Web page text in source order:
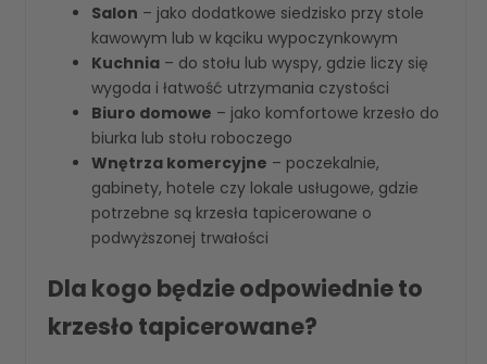
Salon – jako dodatkowe siedzisko przy stole
kawowym lub w kąciku wypoczynkowym
Kuchnia – do stołu lub wyspy, gdzie liczy się
wygoda i łatwość utrzymania czystości
Biuro domowe – jako komfortowe krzesło do
biurka lub stołu roboczego
Wnętrza komercyjne – poczekalnie,
gabinety, hotele czy lokale usługowe, gdzie
potrzebne są krzesła tapicerowane o
podwyższonej trwałości
Dla kogo będzie odpowiednie to
krzesło tapicerowane?